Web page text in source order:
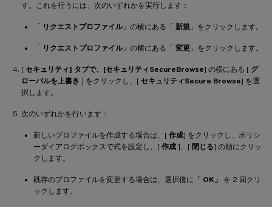
す。これを行うには、次のいずれかを実行します：
「 リクエストプロファイル」の横にある「 新規 」をクリックします。
「 リクエストプロファイル」の横にある「 変更 」をクリックします。
[ セキュリティ] タブで、[セキュリティSecureBrowse] の横にある [ グ
ローバルを上書き ] をクリックし、[ セキュリティSecure Browse] を選
択します。
次のいずれかを行います：
新しいプロファイルを作成する場合は、[ 作成] をクリックし、ポリシ
ーダイアログボックスで式を設定し、[ 作成 ]、[ 閉じる] の順にクリッ
クします。
既存のプロファイルを変更する場合は、選択後に「 OK」
を 2 回クリ
ックします。